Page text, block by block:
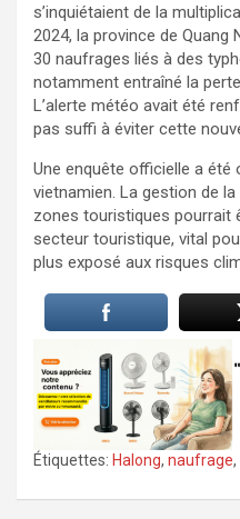
s’inquiétaient de la
2024, la province de Quang
30 naufrages liés à des
notamment entraîné la
L’alerte météo avait été
pas suffi à éviter cette
Une enquête officielle a été
vietnamien. La gestion de
zones touristiques pourrait
secteur touristique, vital
plus exposé aux risques
Étiquettes: Halong, naufrage,